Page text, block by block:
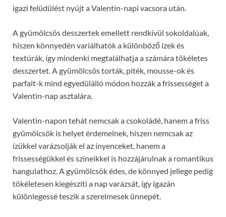
igazi felüdülést nyújt a Valentin-napi vacsora után.
A gyümölcsös desszertek emellett rendkívül sokoldalúak,
hiszen könnyedén variálhatók a különböző ízek és
textúrák, így mindenki megtalálhatja a számára tökéletes
desszertet. A gyümölcsös torták, piték, mousse-ok és
parfait-k mind egyedülálló módon hozzák a frissességet a
Valentin-nap asztalára.
Valentin-napon tehát nemcsak a csokoládé, hanem a friss
gyümölcsök is helyet érdemelnek, hiszen nemcsak az
ízükkel varázsolják el az ínyenceket, hanem a
frissességükkel és színeikkel is hozzájárulnak a romantikus
hangulathoz. A gyümölcsök édes, de könnyed jellege pedig
tökéletesen kiegészíti a nap varázsát, így igazán
különlegessé teszik a szerelmesek ünnepét.